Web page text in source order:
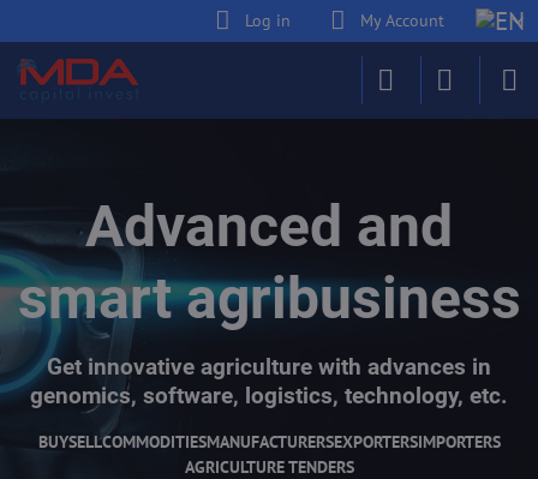
Log in My Account
Advanced and
smart agribusiness
Get innovative agriculture with advances in
genomics, software, logistics, technology, etc.
BUYSELLCOMMODITIESMANUFACTURERSEXPORTERSIMPORTERS
AGRICULTURE TENDERS